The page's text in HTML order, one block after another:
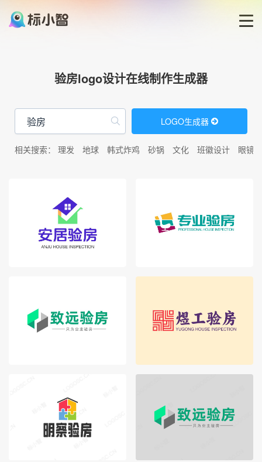
LOGO模板
验房logo设计在线制作生成器
LOGO生成器
相关搜索： 理发 地球 韩式炸鸡 砂锅 文化 班徽设计 眼镜店